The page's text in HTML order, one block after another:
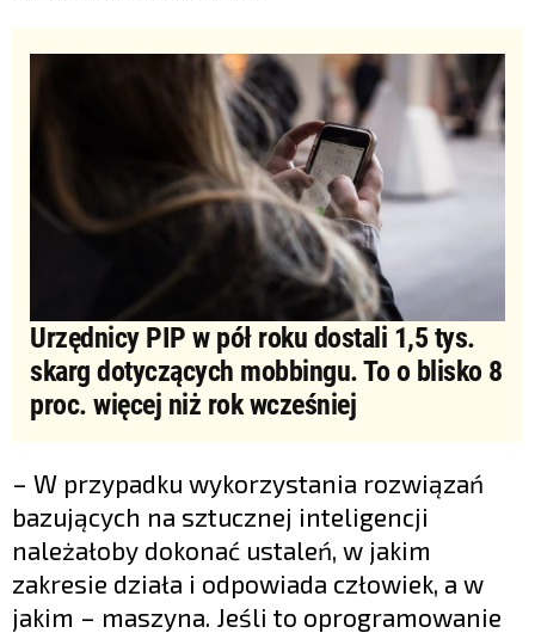
Urzędnicy PIP w pół roku dostali 1,5 tys.
skarg dotyczących mobbingu. To o blisko 8
proc. więcej niż rok wcześniej
– W przypadku wykorzystania rozwiązań
bazujących na sztucznej inteligencji
należałoby dokonać ustaleń, w jakim
zakresie działa i odpowiada człowiek, a w
jakim – maszyna. Jeśli to oprogramowanie